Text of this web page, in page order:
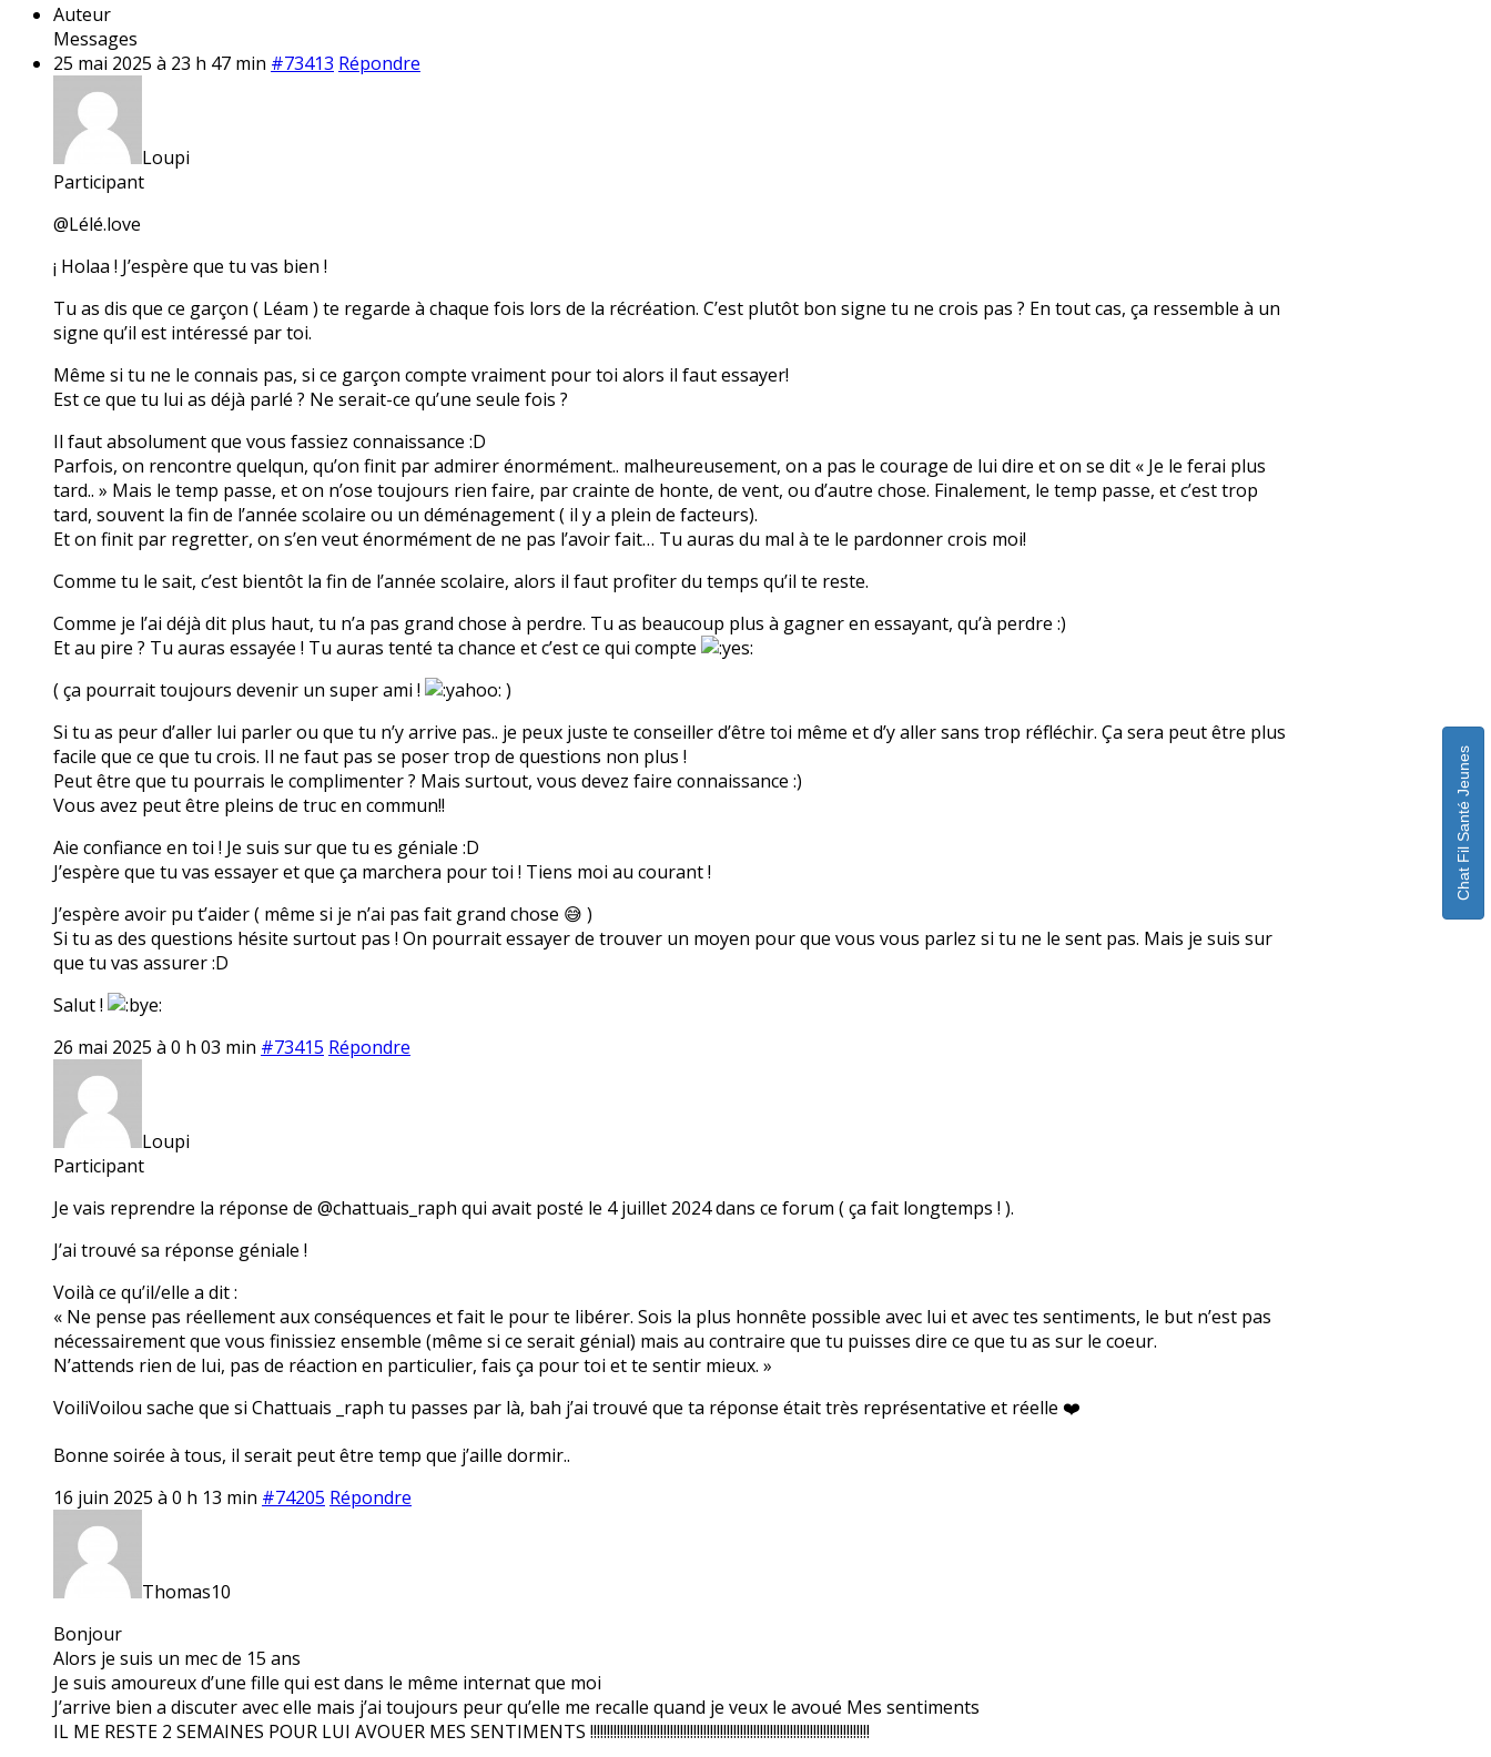
Auteur
Messages
25 mai 2025 à 23 h 47 min #73413 Répondre
Loupi
Participant
@Lélé.love
¡ Holaa ! J’espère que tu vas bien !
Tu as dis que ce garçon ( Léam ) te regarde à chaque fois lors de la récréation. C’est plutôt bon signe tu ne crois pas ? En tout cas, ça ressemble à un
signe qu’il est intéressé par toi.
Même si tu ne le connais pas, si ce garçon compte vraiment pour toi alors il faut essayer!
Est ce que tu lui as déjà parlé ? Ne serait-ce qu’une seule fois ?
Il faut absolument que vous fassiez connaissance :D
Parfois, on rencontre quelqun, qu’on finit par admirer énormément.. malheureusement, on a pas le courage de lui dire et on se dit « Je le ferai plus
tard.. » Mais le temp passe, et on n’ose toujours rien faire, par crainte de honte, de vent, ou d’autre chose. Finalement, le temp passe, et c’est trop
tard, souvent la fin de l’année scolaire ou un déménagement ( il y a plein de facteurs).
Et on finit par regretter, on s’en veut énormément de ne pas l’avoir fait… Tu auras du mal à te le pardonner crois moi!
Comme tu le sait, c’est bientôt la fin de l’année scolaire, alors il faut profiter du temps qu’il te reste.
Comme je l’ai déjà dit plus haut, tu n’a pas grand chose à perdre. Tu as beaucoup plus à gagner en essayant, qu’à perdre :)
Et au pire ? Tu auras essayée ! Tu auras tenté ta chance et c’est ce qui compte
( ça pourrait toujours devenir un super ami !
)
Si tu as peur d’aller lui parler ou que tu n’y arrive pas.. je peux juste te conseiller d’être toi même et d’y aller sans trop réfléchir. Ça sera peut être plus
facile que ce que tu crois. Il ne faut pas se poser trop de questions non plus !
Peut être que tu pourrais le complimenter ? Mais surtout, vous devez faire connaissance :)
Vous avez peut être pleins de truc en commun!!
Aie confiance en toi ! Je suis sur que tu es géniale :D
J’espère que tu vas essayer et que ça marchera pour toi ! Tiens moi au courant !
J’espère avoir pu t’aider ( même si je n’ai pas fait grand chose 😅 )
Si tu as des questions hésite surtout pas ! On pourrait essayer de trouver un moyen pour que vous vous parlez si tu ne le sent pas. Mais je suis sur
que tu vas assurer :D
Salut !
26 mai 2025 à 0 h 03 min #73415 Répondre
Loupi
Participant
Je vais reprendre la réponse de @chattuais_raph qui avait posté le 4 juillet 2024 dans ce forum ( ça fait longtemps ! ).
J’ai trouvé sa réponse géniale !
Voilà ce qu’il/elle a dit :
« Ne pense pas réellement aux conséquences et fait le pour te libérer. Sois la plus honnête possible avec lui et avec tes sentiments, le but n’est pas
nécessairement que vous finissiez ensemble (même si ce serait génial) mais au contraire que tu puisses dire ce que tu as sur le coeur.
N’attends rien de lui, pas de réaction en particulier, fais ça pour toi et te sentir mieux. »
VoiliVoilou sache que si Chattuais _raph tu passes par là, bah j’ai trouvé que ta réponse était très représentative et réelle ❤️
Bonne soirée à tous, il serait peut être temp que j’aille dormir..
16 juin 2025 à 0 h 13 min #74205 Répondre
Thomas10
Bonjour
Alors je suis un mec de 15 ans
Je suis amoureux d’une fille qui est dans le même internat que moi
J’arrive bien a discuter avec elle mais j’ai toujours peur qu’elle me recalle quand je veux le avoué Mes sentiments
IL ME RESTE 2 SEMAINES POUR LUI AVOUER MES SENTIMENTS !!!!!!!!!!!!!!!!!!!!!!!!!!!!!!!!!!!!!!!!!!!!!!!!!!!!!!!!!!!!!!!!!!!!!!!!!!!!!!!!!!!!
Chat Fil Santé Jeunes